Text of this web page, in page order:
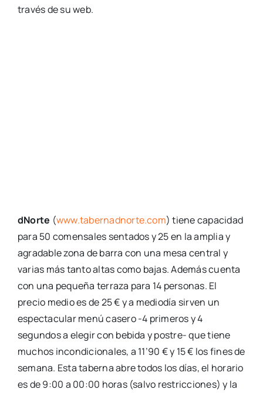
través de su web.
dNorte (www.tabernadnorte.com) tiene capacidad
para 50 comensales sentados y 25 en la amplia y
agradable zona de barra con una mesa central y
varias más tanto altas como bajas. Además cuenta
con una pequeña terraza para 14 personas. El
precio medio es de 25 € y a mediodía sirven un
espectacular menú casero -4 primeros y 4
segundos a elegir con bebida y postre- que tiene
muchos incondicionales, a 11’90 € y 15 € los fines de
semana. Esta taberna abre todos los días, el horario
es de 9:00 a 00:00 horas (salvo restricciones) y la